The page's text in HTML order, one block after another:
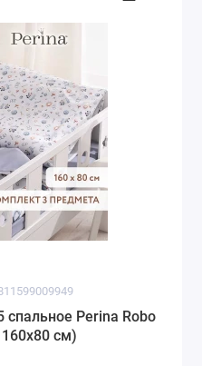
спальное Perina Robo
см)